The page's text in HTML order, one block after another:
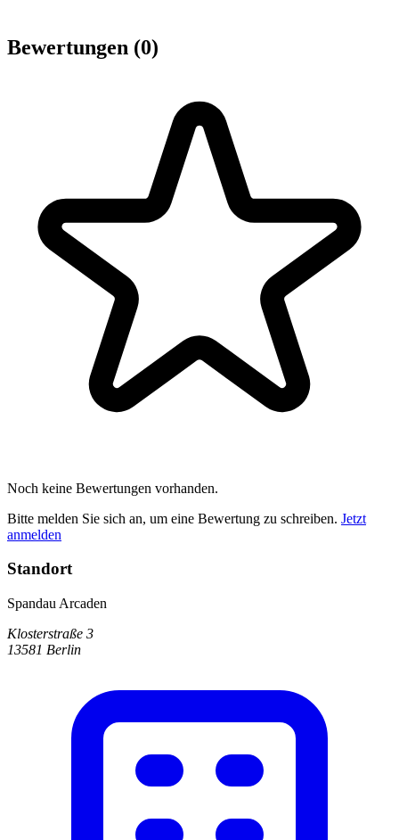
Bewertungen (0)
Noch keine Bewertungen vorhanden.
Bitte melden Sie sich an, um eine Bewertung zu schreiben. Jetzt
anmelden
Standort
Spandau Arcaden
Klosterstraße 3
13581 Berlin